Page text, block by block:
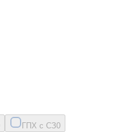
ГПХ с СЗ0